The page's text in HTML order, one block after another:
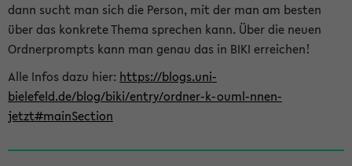
dann sucht man sich die Person, mit der man am besten
über das konkrete Thema sprechen kann. Über die neuen
Ordnerprompts kann man genau das in BIKI erreichen!
Alle Infos dazu hier: https://blogs.uni-
bielefeld.de/blog/biki/entry/ordner-k-ouml-nnen-
jetzt#mainSection